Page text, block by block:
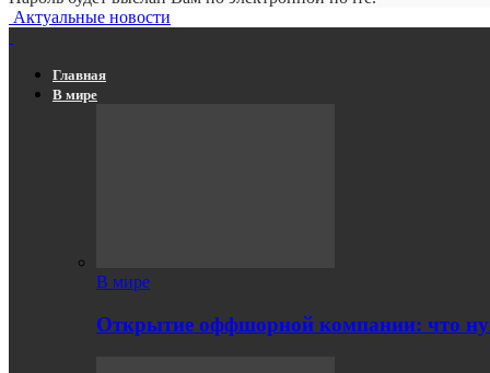
Актуальные новости
Главная
В мире
В мире
Открытие оффшорной компании: что